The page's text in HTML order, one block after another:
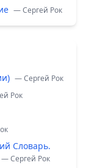
— Сергей Рок
— Сергей Рок
Рок
Словарь.
— Сергей Рок